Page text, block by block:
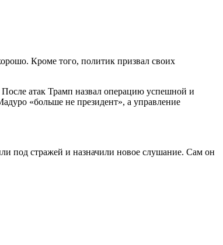
Кроме того, политик призвал своих
атак Трамп назвал операцию успешной и
«больше не президент», а управление
под стражей и назначили новое слушание. Сам он